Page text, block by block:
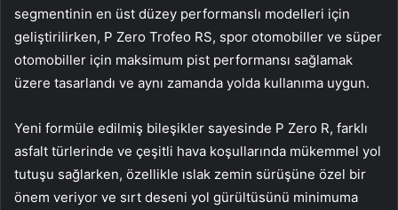
segmentinin en üst düzey performanslı modelleri için
geliştirilirken, P Zero Trofeo RS, spor otomobiller ve süper
otomobiller için maksimum pist performansı sağlamak
üzere tasarlandı ve aynı zamanda yolda kullanıma uygun.
Yeni formüle edilmiş bileşikler sayesinde P Zero R, farklı
asfalt türlerinde ve çeşitli hava koşullarında mükemmel yol
tutuşu sağlarken, özellikle ıslak zemin sürüşüne özel bir
önem veriyor ve sırt deseni yol gürültüsünü minimuma